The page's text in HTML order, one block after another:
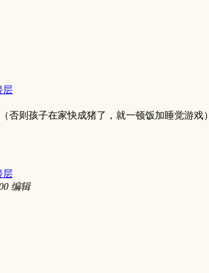
层
否则孩子在家快成猪了，就一顿饭加睡觉游戏）
层
编辑